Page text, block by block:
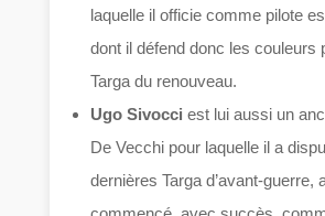
laquelle il officie comme pilote
dont il défend donc les couleurs
Targa du renouveau.
Ugo Sivocciest lui aussi un
De Vecchi pour laquelle il a
dernières Targa d’avant-guerre,